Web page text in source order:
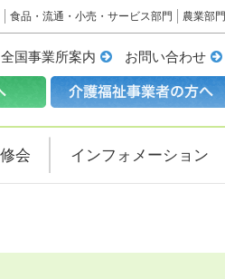
食品・流通・小売・サービス部門 農業部門
全国事業所案内 お問い合わせ
会 インフォメーション